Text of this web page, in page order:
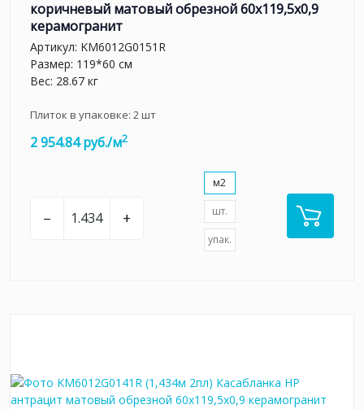
коричневый матовый обрезной 60x119,5x0,9
керамогранит
Артикул: KM6012G0151R
Размер: 119*60 см
Вес: 28.67 кг
Плиток в упаковке: 2шт
2 954.84 руб./м2
– +
м2
шт.
упак.